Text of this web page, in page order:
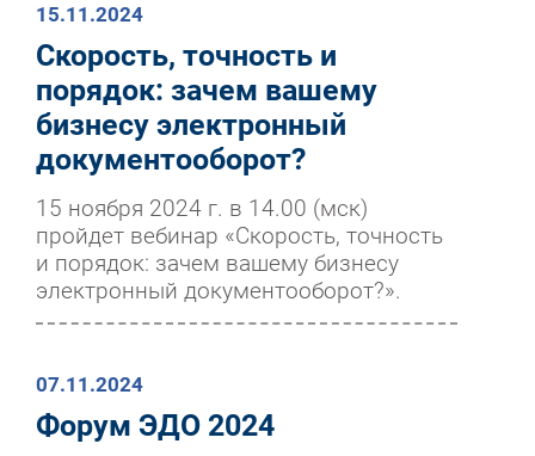
15.11.2024
Скорость, точность и
порядок: зачем вашему
бизнесу электронный
документооборот?
15 ноября 2024 г. в 14.00 (мск)
пройдет вебинар «Скорость, точность
и порядок: зачем вашему бизнесу
электронный документооборот?».
07.11.2024
Форум ЭДО 2024